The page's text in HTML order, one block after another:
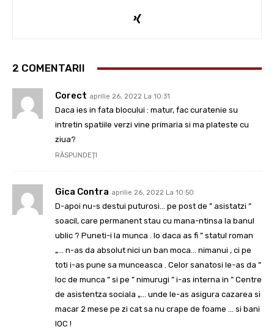
2 COMENTARII
Corect aprilie 26, 2022 La 10:31
Daca ies in fata blocului : matur, fac curatenie su
intretin spatiile verzi vine primaria si ma plateste cu
ziua?
RĂSPUNDEȚI
Gica Contra aprilie 26, 2022 La 10:50
D-apoi nu-s destui puturosi… pe post de ” asistatzi ”
soacil, care permanent stau cu mana-ntinsa la banul
ublic ? Puneti-i la munca . Io daca as fi ” statul roman
„… n-as da absolut nici un ban moca… nimanui , ci pe
toti i-as pune sa munceasca . Celor sanatosi le-as da ”
loc de munca ” si pe ” nimurugi ” i-as interna in ” Centre
de asistentza sociala „… unde le-as asigura cazarea si
macar 2 mese pe zi cat sa nu crape de foame … si bani
IOC !